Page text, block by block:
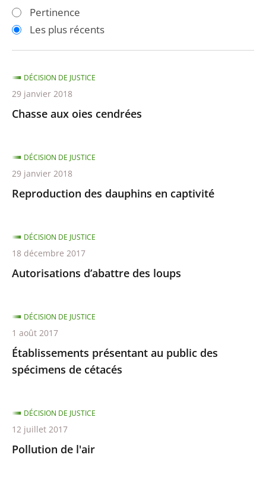
les
filtres
après
les
filtres
avant
Pertinence
Les plus récents
Chasse aux oies cendrées
DÉCISION DE JUSTICE
29 janvier 2018
Reproduction des dauphins en captivité
DÉCISION DE JUSTICE
29 janvier 2018
Autorisations d’abattre des loups
DÉCISION DE JUSTICE
18 décembre 2017
Établissements présentant au public des
spécimens de cétacés
DÉCISION DE JUSTICE
1 août 2017
Pollution de l'air
DÉCISION DE JUSTICE
12 juillet 2017